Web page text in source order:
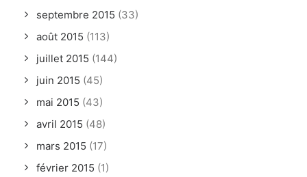
septembre 2015 (33)
août 2015 (113)
juillet 2015 (144)
juin 2015 (45)
mai 2015 (43)
avril 2015 (48)
mars 2015 (17)
février 2015 (1)